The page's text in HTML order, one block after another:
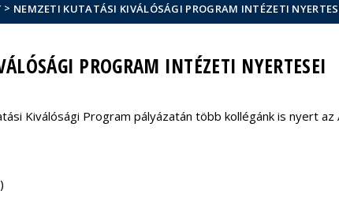
> NEMZETI KUTATÁSI KIVÁLÓSÁGI PROGRAM INTÉZETI
PROGRAM INTÉZETI NYERTESEI
Kiválósági Program pályázatán több kollégánk is nyert az